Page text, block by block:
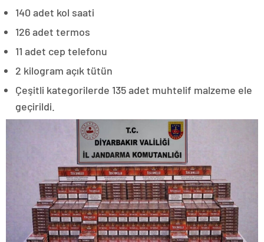
140 adet kol saati
126 adet termos
11 adet cep telefonu
2 kilogram açık tütün
Çeşitli kategorilerde 135 adet muhtelif malzeme ele
geçirildi.